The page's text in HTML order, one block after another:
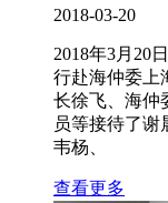
2018-03-20
2018年3月20
行赴海仲委上
长徐飞、海仲
员等接待了谢
韦杨、
查看更多